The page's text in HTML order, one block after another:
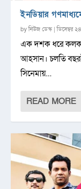
ইনডিয়ার
byনিউজ ডেস্ক |ডিসেম্বর
এক দশক ধরে
আহসান। চলতি
সিনেমায়...
READ MORE